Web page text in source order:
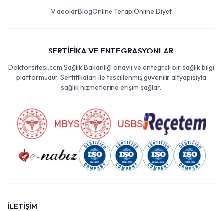
VideolarBlogOnline TerapiOnline Diyet
SERTİFİKA VE ENTEGRASYONLAR
Doktorsitesi.com Sağlık Bakanlığı onaylı ve entegreli bir sağlık bilgi
platformudur. Sertifikaları ile tescillenmiş güvenilir altyapısıyla
sağlık hizmetlerine erişim sağlar.
İLETİŞİM